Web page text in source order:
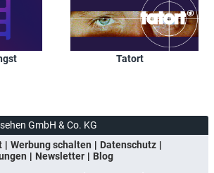
Tatort
GmbH & Co. KG
Werbung schalten
Datenschutz
Newsletter
Blog